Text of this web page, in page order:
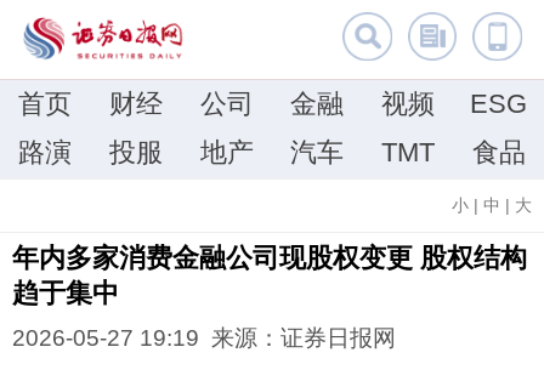
首页 财经 公司 金融 视频
ESG
路演
投服 地产 汽车 TMT 食品
小 | 中 | 大
年内多家消费金融公司现股权变更 股权结构
趋于集中
2026-05-27 19:19 来源：证券日报网